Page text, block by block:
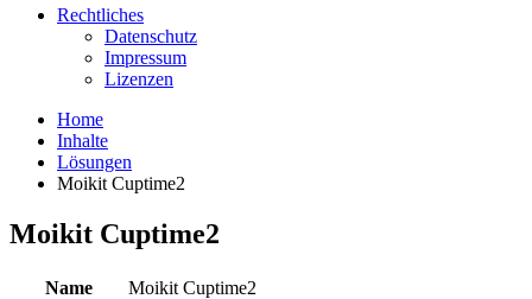
Rechtliches
Datenschutz
Impressum
Lizenzen
Home
Inhalte
Lösungen
Moikit Cuptime2
Moikit Cuptime2
Name
Moikit Cuptime2